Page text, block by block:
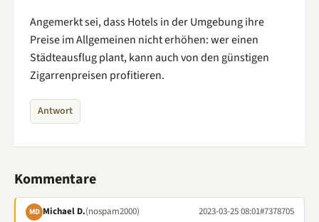
Angemerkt sei, dass Hotels in der Umgebung ihre
Preise im Allgemeinen nicht erhöhen: wer einen
Städteausflug plant, kann auch von den günstigen
Zigarrenpreisen profitieren.
Antwort
Kommentare
MD Michael D.(nospam2000) 2023-03-25 08:01#7378705